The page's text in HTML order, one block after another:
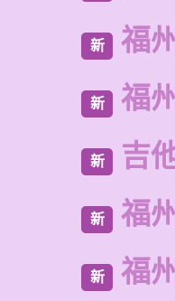
新 福
新 福
新 吉
新 福
新 福